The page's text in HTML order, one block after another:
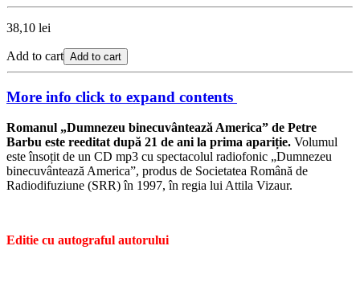
38,10 lei
Add to cart Add to cart
More info click to expand contents
Romanul „Dumnezeu binecuvântează America” de Petre
Barbu este reeditat după 21 de ani la prima apariție. Volumul
este însoțit de un CD mp3 cu spectacolul radiofonic „Dumnezeu
binecuvântează America”, produs de Societatea Română de
Radiodifuziune (SRR) în 1997, în regia lui Attila Vizaur.
Editie cu autograful autorului